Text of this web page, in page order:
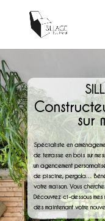
sur
Spécialiste en
de terrasse en bois sur
un agencement
de piscine, pergola…
votre maison. Vous
Découvrez ci-dessous
dès maintenant votre